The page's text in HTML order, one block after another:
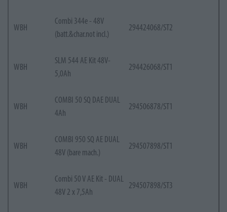
WBH
Combi 344e - 48V
(batt.&char.not incl.)
294424068/ST2
WBH
SLM 544 AE Kit 48V-
5,0Ah
294426068/ST1
WBH
COMBI 50 SQ DAE DUAL
4Ah
294506878/ST1
WBH
COMBI 950 SQ AE DUAL
48V (bare mach.)
294507898/ST1
WBH
Combi 50 V AE Kit - DUAL
48V 2 x 7,5Ah
294507898/ST3